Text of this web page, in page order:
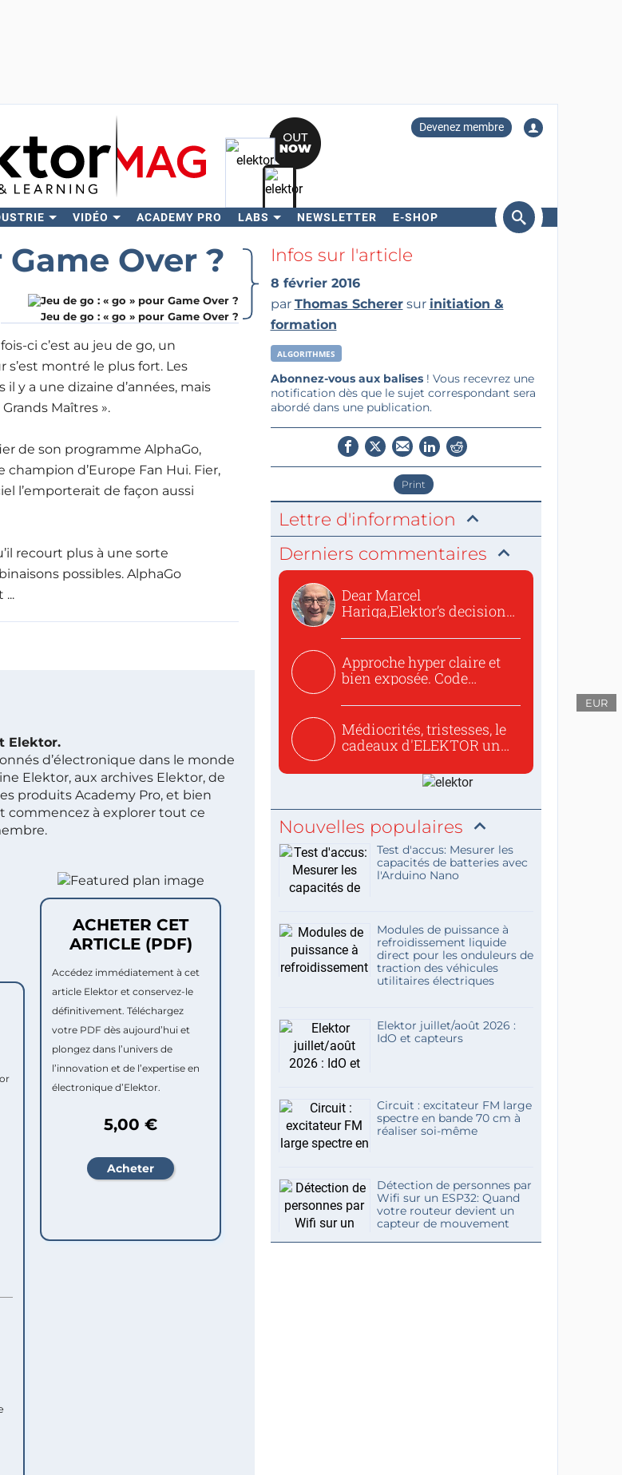
Devenez membre
VIDÉO ACADEMY PRO LABS NEWSLETTER E-SHOP
Rechercher
Over ?
Jeu de go : « go » pour Game Over ?
ci c’est au jeu de go, un
s’est montré le plus fort. Les
y a une dizaine d’années, mais
Maîtres ».
de son programme AlphaGo,
d’Europe Fan Hui. Fier,
l’emporterait de façon aussi
recourt plus à une sorte
possibles. AlphaGo
EUR
Elektor.
d’électronique dans le monde
Elektor, aux archives Elektor, de
produits Academy Pro, et bien
commencez à explorer tout ce
ACHETER CET
ARTICLE (PDF)
Accédez immédiatement à cet
article Elektor et conservez-le
définitivement. Téléchargez
votre PDF dès aujourd’hui et
plongez dans l’univers de
l’innovation et de l’expertise en
électronique d’Elektor.
5,00 €
Infos sur l'article
8 février 2016
par Thomas Scherersur initiation &
formation
ALGORITHMES
Abonnez-vous aux balises! Vous recevrez une
notification dès que le sujet correspondant sera
abordé dans une publication.
Print
Lettre d'information
Derniers commentaires
Dear Marcel
Hariga,Elektor’s decision
Approche hyper claire et
bien exposée. Code
Médiocrités, tristesses, le
cadeaux d'ELEKTOR un
Nouvelles populaires
Test d'accus: Mesurer les
capacités de batteries avec
l'Arduino Nano
Modules de puissance à
refroidissement liquide
direct pour les onduleurs de
traction des véhicules
utilitaires électriques
Elektor juillet/août 2026 :
IdO et capteurs
Circuit : excitateur FM large
spectre en bande 70 cm à
réaliser soi-même
Détection de personnes par
Wifi sur un ESP32: Quand
votre routeur devient un
capteur de mouvement